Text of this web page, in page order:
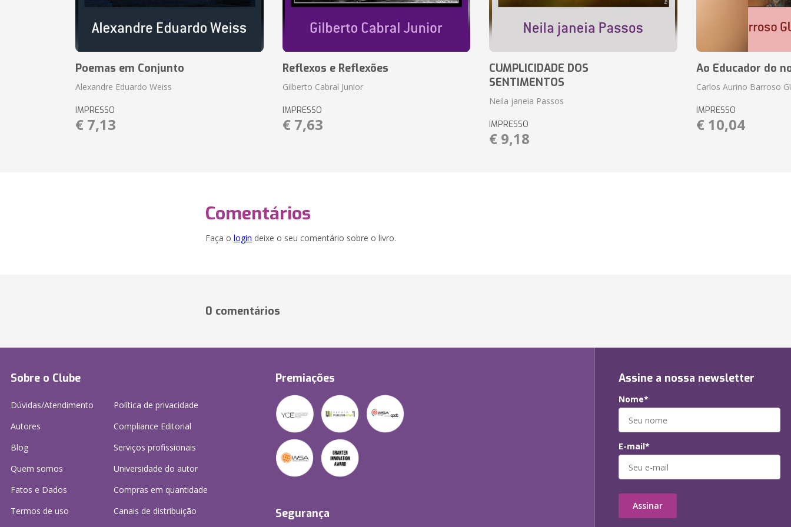
Poemas em Conjunto
Alexandre Eduardo Weiss
IMPRESSO
€ 7,13
Reflexos e Reflexões
Gilberto Cabral Junior
IMPRESSO
€ 7,63
CUMPLICIDADE DOS
SENTIMENTOS
Neila janeia Passos
IMPRESSO
€ 9,18
Ao Educador do
Carlos Aurino Barroso
IMPRESSO
€ 10,04
Comentários
Faça o login deixe o seu comentário sobre o livro.
0 comentários
Sobre o Clube
Dúvidas/Atendimento
Autores
Blog
Quem somos
Fatos e Dados
Termos de uso
Política de privacidade
Compliance Editorial
Serviços profissionais
Universidade do autor
Compras em quantidade
Canais de distribuição
Premiações
Segurança
Assine a nossa newsletter
Nome*
E-mail*
Assinar